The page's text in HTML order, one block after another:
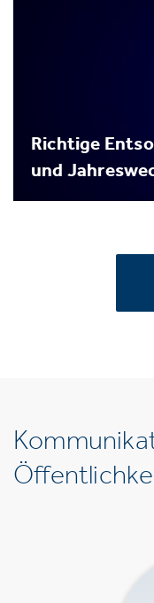
Richtige
und